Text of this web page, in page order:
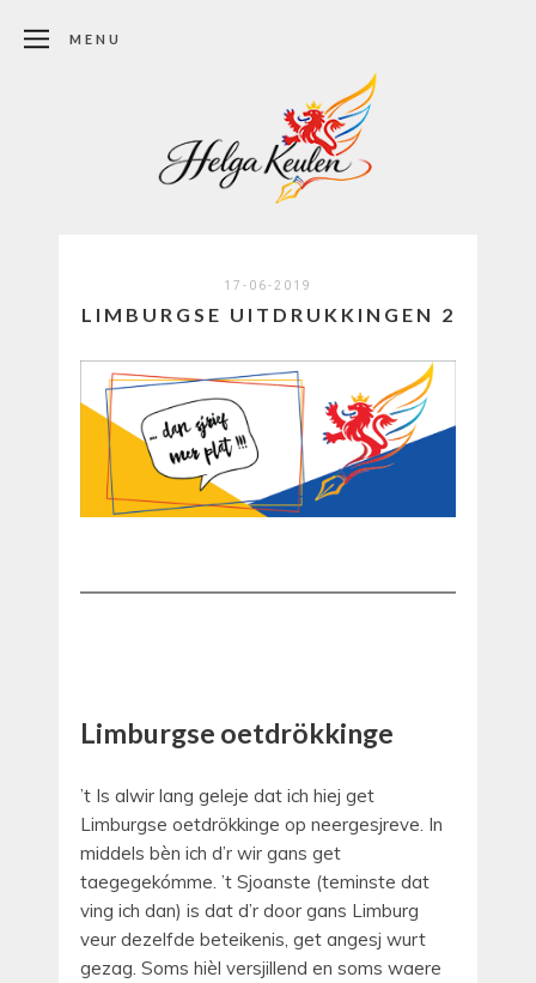
MENU
17-06-2019
LIMBURGSE UITDRUKKINGEN 2
Limburgse oetdrökkinge
’t Is alwir lang geleje dat ich hiej get
Limburgse oetdrökkinge op neergesjreve. In
middels bèn ich d’r wir gans get
taegegekómme. ’t Sjoanste (teminste dat
ving ich dan) is dat d’r door gans Limburg
veur dezelfde beteikenis, get angesj wurt
gezag. Soms hièl versjillend en soms waere